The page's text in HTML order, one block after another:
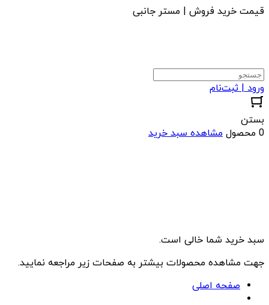
قیمت خرید فروش | مستر جانبی
ورود | ثبت‌نام
بستن
0 محصول
مشاهده سبد خرید
سبد خرید شما خالی است.
جهت مشاهده محصولات بیشتر به صفحات زیر مراجعه نمایید.
صفحه اصلی